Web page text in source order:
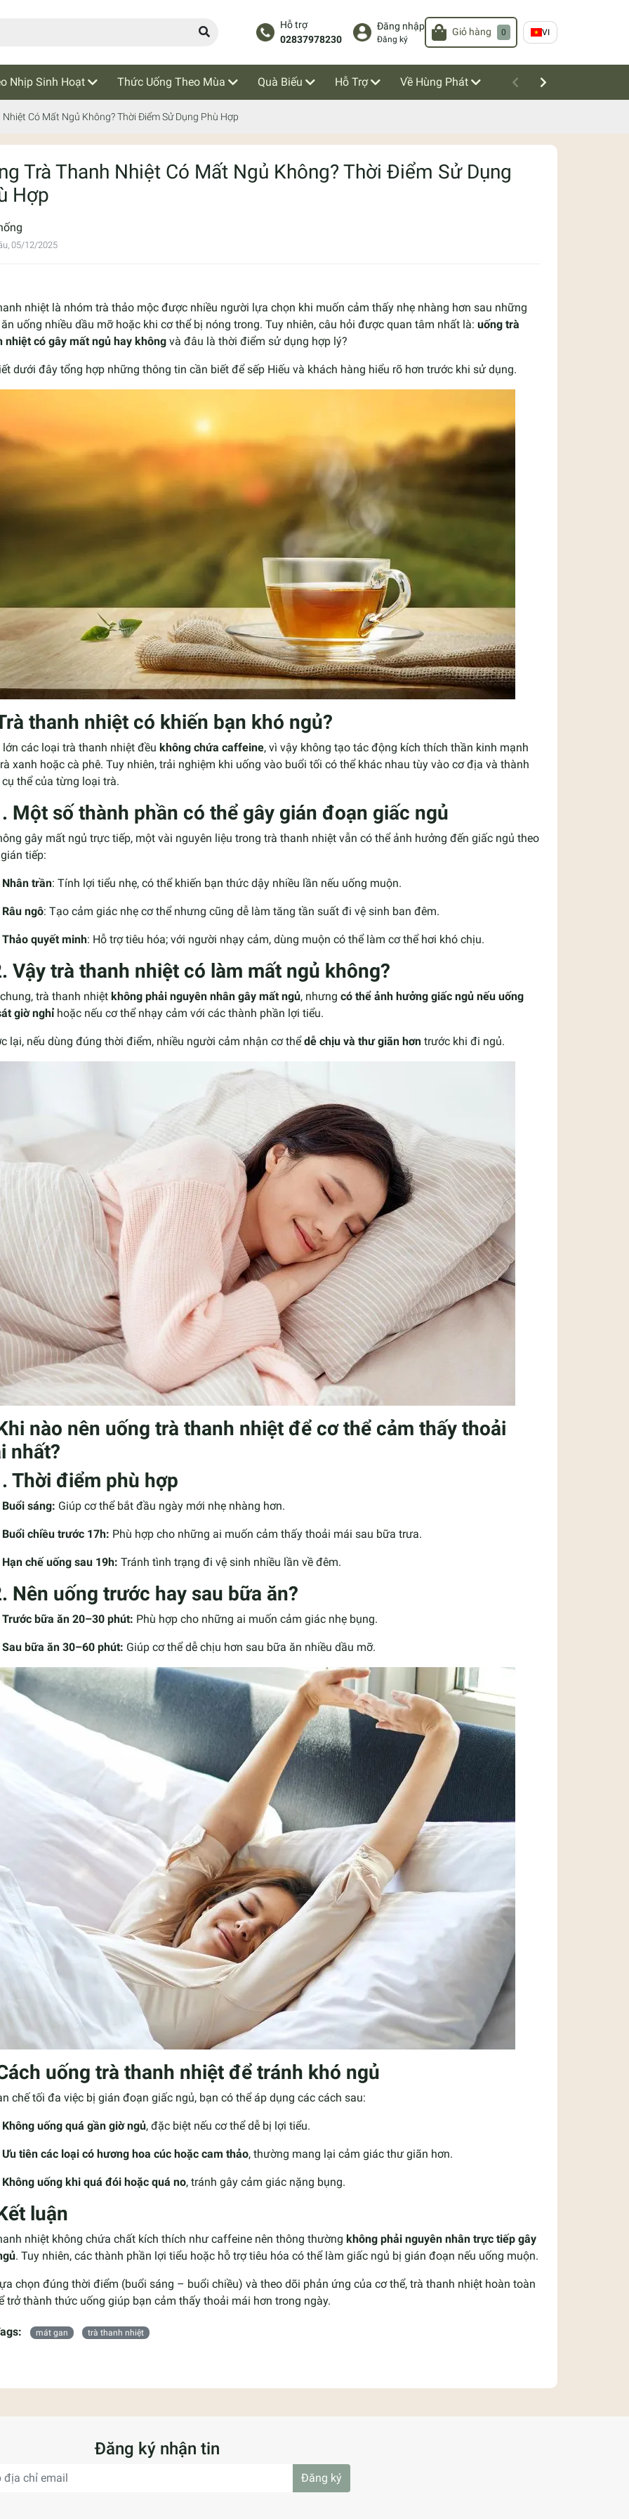
Hỗ trợ
02837978230
Đăng nhập
Đăng ký
Giỏ hàng 0 VI
Nhịp Sinh Hoạt Thức Uống Theo Mùa Quà Biếu Hỗ Trợ Về Hùng Phát
Có Mất Ngủ Không? Thời Điểm Sử Dụng Phù Hợp
Trà Thanh Nhiệt Có Mất Ngủ Không? Thời Điểm Sử Dụng
Hợp
05/12/2025
nhiệt là nhóm trà thảo mộc được nhiều người lựa chọn khi muốn cảm thấy nhẹ nhàng hơn sau những
uống nhiều dầu mỡ hoặc khi cơ thể bị nóng trong. Tuy nhiên, câu hỏi được quan tâm nhất là: uống trà
nhiệt có gây mất ngủ hay không và đâu là thời điểm sử dụng hợp lý?
dưới đây tổng hợp những thông tin cần biết để sếp Hiếu và khách hàng hiểu rõ hơn trước khi sử dụng.
thanh nhiệt có khiến bạn khó ngủ?
lớn các loại trà thanh nhiệt đều không chứa caffeine, vì vậy không tạo tác động kích thích thần kinh mạnh
xanh hoặc cà phê. Tuy nhiên, trải nghiệm khi uống vào buổi tối có thể khác nhau tùy vào cơ địa và thành
thể của từng loại trà.
Một số thành phần có thể gây gián đoạn giấc ngủ
gây mất ngủ trực tiếp, một vài nguyên liệu trong trà thanh nhiệt vẫn có thể ảnh hưởng đến giấc ngủ theo
tiếp:
Nhân trần: Tính lợi tiểu nhẹ, có thể khiến bạn thức dậy nhiều lần nếu uống muộn.
Râu ngô: Tạo cảm giác nhẹ cơ thể nhưng cũng dễ làm tăng tần suất đi vệ sinh ban đêm.
Thảo quyết minh: Hỗ trợ tiêu hóa; với người nhạy cảm, dùng muộn có thể làm cơ thể hơi khó chịu.
Vậy trà thanh nhiệt có làm mất ngủ không?
trà thanh nhiệt không phải nguyên nhân gây mất ngủ, nhưng có thể ảnh hưởng giấc ngủ nếu uống
giờ nghỉhoặc nếu cơ thể nhạy cảm với các thành phần lợi tiểu.
lại, nếu dùng đúng thời điểm, nhiều người cảm nhận cơ thểdễ chịu và thư giãn hơn trước khi đi ngủ.
nào nên uống trà thanh nhiệt để cơ thể cảm thấy thoải
nhất?
Thời điểm phù hợp
Buổi sáng: Giúp cơ thể bắt đầu ngày mới nhẹ nhàng hơn.
Buổi chiều trước 17h: Phù hợp cho những ai muốn cảm thấy thoải mái sau bữa trưa.
Hạn chế uống sau 19h: Tránh tình trạng đi vệ sinh nhiều lần về đêm.
Nên uống trước hay sau bữa ăn?
Trước bữa ăn 20–30 phút: Phù hợp cho những ai muốn cảm giác nhẹ bụng.
Sau bữa ăn 30–60 phút: Giúp cơ thể dễ chịu hơn sau bữa ăn nhiều dầu mỡ.
uống trà thanh nhiệt để tránh khó ngủ
chế tối đa việc bị gián đoạn giấc ngủ, bạn có thể áp dụng các cách sau:
Không uống quá gần giờ ngủ, đặc biệt nếu cơ thể dễ bị lợi tiểu.
Ưu tiên các loại có hương hoa cúc hoặc cam thảo, thường mang lại cảm giác thư giãn hơn.
Không uống khi quá đói hoặc quá no, tránh gây cảm giác nặng bụng.
luận
nhiệt không chứa chất kích thích như caffeine nên thông thường không phải nguyên nhân trực tiếp gây
. Tuy nhiên, các thành phần lợi tiểu hoặc hỗ trợ tiêu hóa có thể làm giấc ngủ bị gián đoạn nếu uống muộn.
chọn đúng thời điểm (buổi sáng – buổi chiều) và theo dõi phản ứng của cơ thể, trà thanh nhiệt hoàn toàn
trở thành thức uống giúp bạn cảm thấy thoải mái hơn trong ngày.
mát gan trà thanh nhiệt
Đăng ký nhận tin
Đăng ký